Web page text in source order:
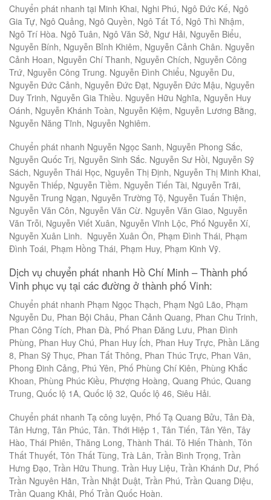
Chuyển phát nhanh tại Minh Khai, Nghi Phú, Ngô Đức Kế, Ngô
Gia Tự, Ngô Quảng, Ngô Quyền, Ngô Tất Tố, Ngô Thì Nhậm,
Ngô Trí Hòa. Ngô Tuân, Ngô Văn Sở, Ngư Hải, Nguyễn Biểu,
Nguyễn Bính, Nguyễn Bỉnh Khiêm, Nguyễn Cảnh Chân. Nguyễn
Cảnh Hoan, Nguyễn Chí Thanh, Nguyễn Chích, Nguyễn Công
Trứ, Nguyễn Công Trung. Nguyễn Đình Chiểu, Nguyễn Du,
Nguyễn Đức Cảnh, Nguyễn Đức Đạt, Nguyễn Đức Mậu, Nguyễn
Duy Trinh, Nguyễn Gia Thiều. Nguyễn Hữu Nghĩa, Nguyễn Huy
Oánh, Nguyễn Khánh Toàn, Nguyễn Kiệm, Nguyễn Lương Bằng,
Nguyễn Năng Tĩnh, Nguyễn Nghiêm.
Chuyển phát nhanh Nguyễn Ngọc Sanh, Nguyễn Phong Sắc,
Nguyễn Quốc Trị, Nguyễn Sinh Sắc. Nguyễn Sư Hồi, Nguyễn Sỹ
Sách, Nguyễn Thái Học, Nguyễn Thị Định, Nguyễn Thị Minh Khai,
Nguyễn Thiếp, Nguyễn Tiềm. Nguyễn Tiến Tài, Nguyễn Trãi,
Nguyễn Trung Ngạn, Nguyễn Trường Tộ, Nguyễn Tuấn Thiện,
Nguyễn Văn Côn, Nguyễn Văn Cừ. Nguyễn Văn Giao, Nguyễn
Văn Trỗi, Nguyễn Viết Xuân, Nguyễn Vĩnh Lộc, Phố Nguyễn Xí,
Nguyễn Xuân Linh. Nguyễn Xuân Ôn, Phạm Đình Thái, Phạm
Đình Toái, Phạm Hồng Thái, Phạm Huy, Phạm Kinh Vỹ.
Dịch vụ chuyển phát nhanh Hồ Chí Minh – Thành phố
Vinh phục vụ tại các đường ở thành phố Vinh:
Chuyển phát nhanh Phạm Ngọc Thạch, Phạm Ngũ Lão, Phạm
Nguyễn Du, Phan Bội Châu, Phan Cảnh Quang, Phan Chu Trinh,
Phan Công Tích, Phan Đà, Phố Phan Đăng Lưu, Phan Đình
Phùng, Phan Huy Chú, Phan Huy Ích, Phan Huy Trực, Phần Lăng
8, Phan Sỹ Thục, Phan Tất Thông, Phan Thúc Trực, Phan Vân,
Phong Đinh Cảng, Phú Yên, Phố Phùng Chí Kiên, Phùng Khắc
Khoan, Phùng Phúc Kiều, Phượng Hoàng, Quang Phúc, Quang
Trung, Quốc lộ 1A, Quốc lộ 32, Quốc lộ 46, Siêu Hải.
Chuyển phát nhanh Tạ công luyện, Phố Tạ Quang Bửu, Tản Đà,
Tân Hưng, Tân Phúc, Tân. Thới Hiệp 1, Tân Tiến, Tân Yên, Tây
Hào, Thái Phiên, Thăng Long, Thành Thái. Tô Hiến Thành, Tôn
Thất Thuyết, Tôn Thất Tùng, Trà Lân, Trần Bình Trọng, Trần
Hưng Đạo, Trần Hữu Thung. Trần Huy Liệu, Trần Khánh Dư, Phố
Trần Nguyên Hãn, Trần Nhật Duật, Trần Phú, Trần Quang Diệu,
Trần Quang Khải, Phố Trần Quốc Hoàn.